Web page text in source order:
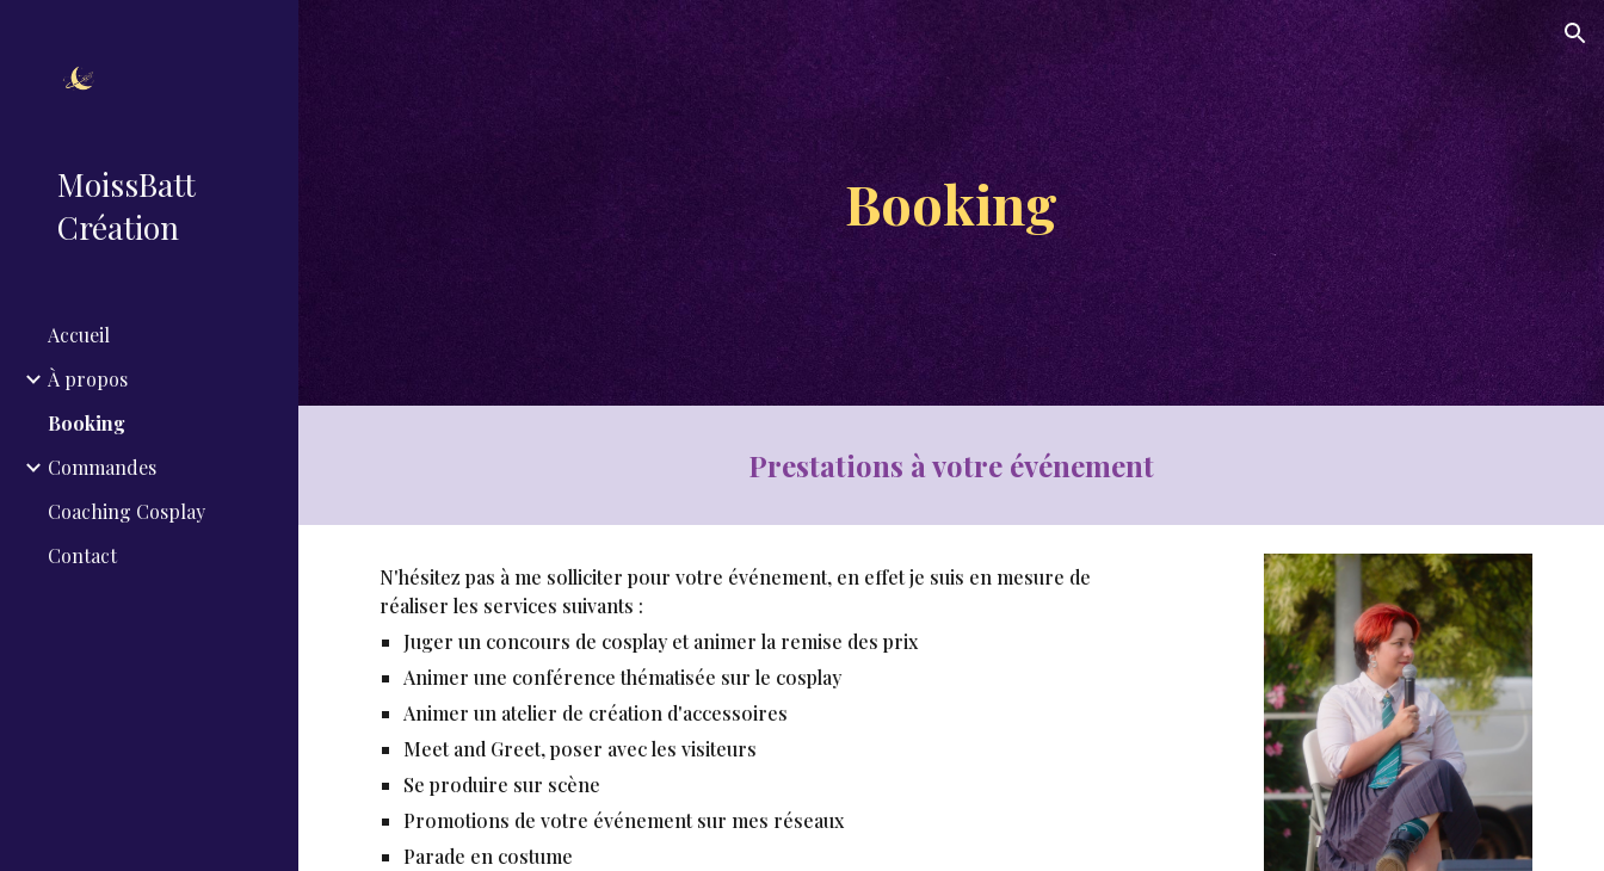
Skip to navigation
MoissBatt
Création
Accueil
À propos
Booking
Commandes
Coaching Cosplay
Contact
Booking
Prestations à votre événement
N'hésitez pas à me solliciter pour votre événement, en effet je suis en mesure de
réaliser les services suivants :
Juger un concours de cosplay et animer la remise des prix
Animer une conférence thématisée sur le cosplay
Animer un atelier de création d'accessoires
Meet and Greet, poser avec les visiteurs
Se produire sur scène
Promotions de votre événement sur mes réseaux
Parade en costume